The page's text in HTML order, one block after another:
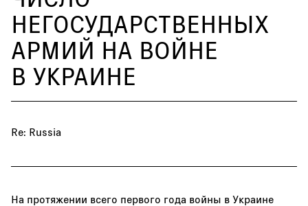
НЕГОСУДАРСТВЕННЫХ
АРМИЙ НА ВОЙНЕ
В УКРАИНЕ
Re: Russia
На протяжении всего первого года войны в Украине